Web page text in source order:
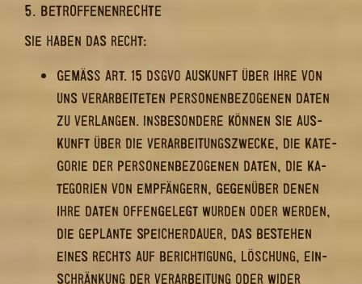
5. BE­TROF­FE­NEN­RECH­TE
SIE HABEN DAS RECHT:
GEMÄSS ART. 15 DSGVO AUS­KUNFT ÜBER IHRE VON U
NS VER­AR­BEI­TE­TEN PER­SO­NEN­BE­ZO­GE­NEN DATEN Z
U VER­LAN­GEN. INS­BE­SON­DE­RE KÖN­NEN SIE AUS­K
UNFT ÜBER DIE VER­AR­BEI­TUNGS­ZWE­CKE, DIE KA­TE­G
O­RIE DER PER­SO­NEN­BE­ZO­GE­NEN DATEN, DIE KA­T
E­GO­RIEN VON EMP­FÄN­GERN, GE­GEN­ÜBER DENEN I
HRE DATEN OF­FEN­GE­LEGT WUR­DEN ODER WER­DEN, D
IE GE­PLAN­TE SPEI­CHER­DAU­ER, DAS BE­STEHEN E
INES RECHTS AUF BE­RICH­TI­GUNG, LÖ­SCHUNG, EIN­S
CHRÄN­KUNG DER VER­AR­BEI­TUNG ODER WI­DER­S